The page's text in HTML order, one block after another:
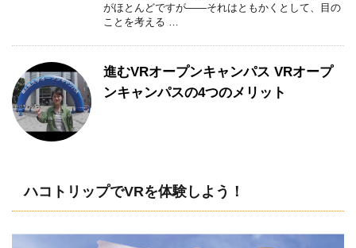
がほとんどですが――それはともかくとして、目の
ことを考える …
進むVRオープンキャンパス VRオープ
ンキャンパスの4つのメリット
ハコトリップでVRを体験しよう！